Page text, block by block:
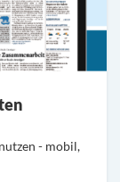
- mobil,